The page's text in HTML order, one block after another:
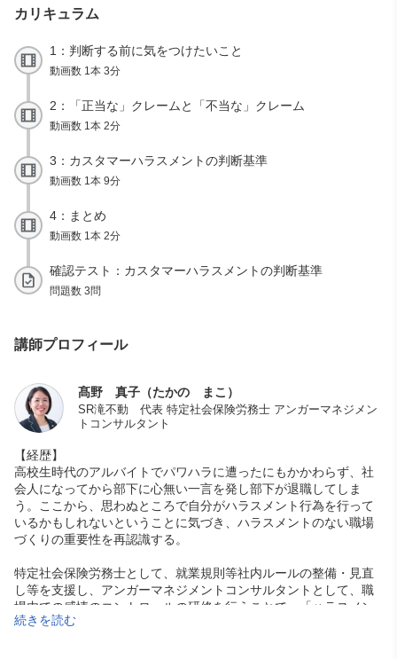
カリキュラム
1：判断する前に気をつけたいこと
動画数 1本 3分
2：「正当な」クレームと「不当な」クレーム
動画数 1本 2分
3：カスタマーハラスメントの判断基準
動画数 1本 9分
4：まとめ
動画数 1本 2分
確認テスト：カスタマーハラスメントの判断基準
問題数 3問
講師プロフィール
髙野 真子（たかの まこ）
SR滝不動 代表 特定社会保険労務士 アンガーマネジメン
トコンサルタント
【経歴】
高校生時代のアルバイトでパワハラに遭ったにもかかわらず、社
会人になってから部下に心無い一言を発し部下が退職してしま
う。ここから、思わぬところで自分がハラスメント行為を行って
いるかもしれないということに気づき、ハラスメントのない職場
づくりの重要性を再認識する。
特定社会保険労務士として、就業規則等社内ルールの整備・見直
し等を支援し、アンガーマネジメントコンサルタントとして、職
場内での感情のコントロールの研修を行うことで、「ハラスメン
ト・ゼロの社会をつくる」をモットーに奔走中。
続きを読む